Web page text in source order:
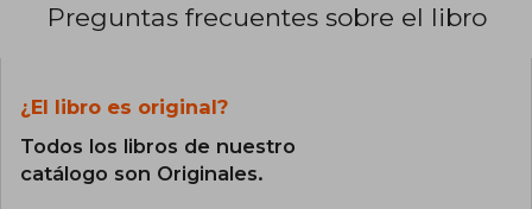
Preguntas frecuentes sobre el libro
¿El libro es original?
Todos los libros de nuestro
catálogo son Originales.